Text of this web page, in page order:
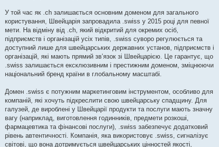
У той час як .ch залишається основним доменом для загального
користування, Швейцарія запровадила .swiss у 2015 році для певної
мети. На відміну від .ch, який відкритий для окремих осіб,
підприємств і організацій усіх типів, .swiss суворо регулюється та
доступний лише для швейцарських державних установ, підприємств і
організацій, які мають прямий зв’язок зі Швейцарією. Це гарантує, що
.swiss залишається ексклюзивним і престижним доменом, зміцнюючи
національний бренд країни в глобальному масштабі.
Домен .swiss є потужним маркетинговим інструментом, особливо для
компаній, які хочуть підкреслити свою швейцарську спадщину. Для
галузей, де вироблені у Швейцарії продукти та послуги мають значну
вагу (наприклад, виготовлення годинників, предмети розкоші,
фармацевтика та фінансові послуги), .swiss забезпечує додатковий
рівень автентичності. Компанія, яка використовує .swiss, сигналізує
світові, що вона дотримується швейцарських цінностей якості,